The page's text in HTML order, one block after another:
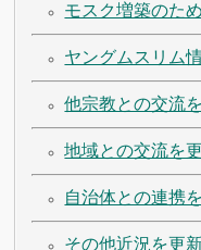
モスク増築のた
ヤングムスリム
他宗教との交流
地域との交流を
自治体との連携
その他近況を更